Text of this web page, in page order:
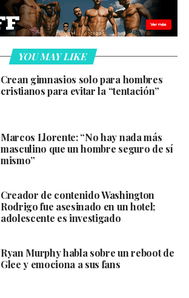
YOU MAY LIKE
Crean gimnasios solo para hombres
cristianos para evitar la “tentación”
Marcos Llorente: “No hay nada más
masculino que un hombre seguro de sí
mismo”
Creador de contenido Washington
Rodrigo fue asesinado en un hotel;
adolescente es investigado
Ryan Murphy habla sobre un reboot de
Glee y emociona a sus fans